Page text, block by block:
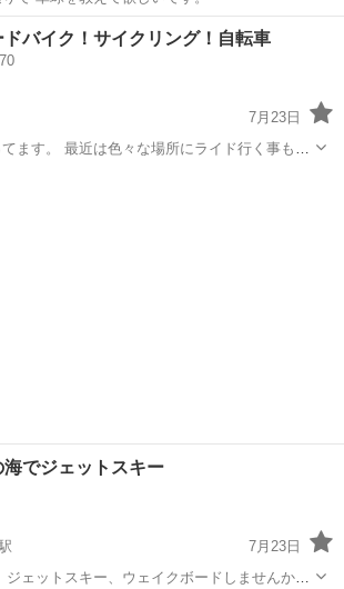
三日市駅 その他
ドバイク！サイクリング！自転車
7月23日
ます。 最近は色々な場所にライド行く事も増
海でジェットスキー
7月23日
ェットスキー、ウェイクボードしませんか？